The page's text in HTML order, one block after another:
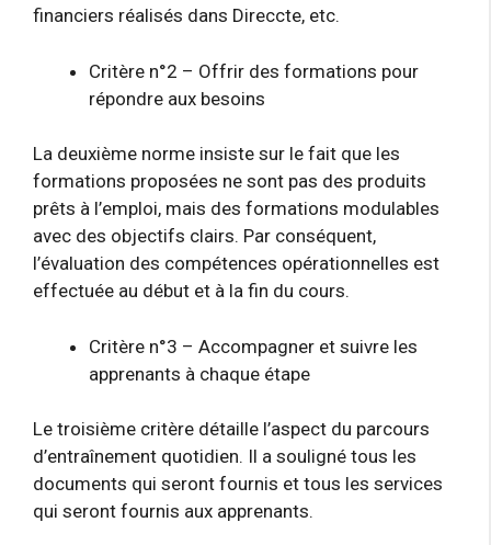
financiers réalisés dans Direccte, etc.
Critère n°2 – Offrir des formations pour
répondre aux besoins
La deuxième norme insiste sur le fait que les
formations proposées ne sont pas des produits
prêts à l’emploi, mais des formations modulables
avec des objectifs clairs. Par conséquent,
l’évaluation des compétences opérationnelles est
effectuée au début et à la fin du cours.
Critère n°3 – Accompagner et suivre les
apprenants à chaque étape
Le troisième critère détaille l’aspect du parcours
d’entraînement quotidien. Il a souligné tous les
documents qui seront fournis et tous les services
qui seront fournis aux apprenants.